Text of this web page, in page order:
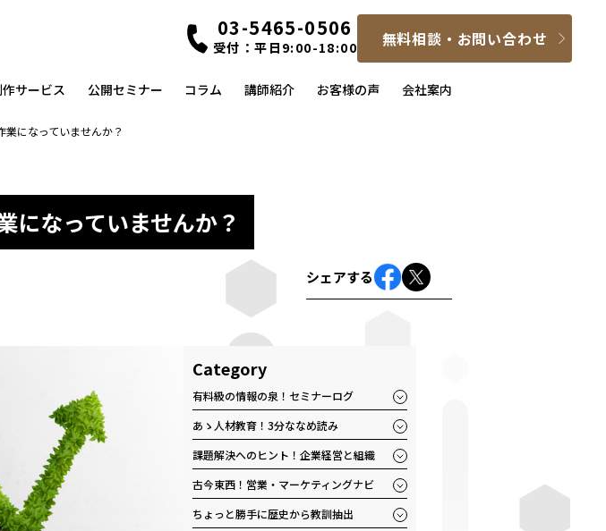
03-5465-0506
受付：平日9:00-18:00 無料相談・お問い合わせ
サービス 公開セミナー コラム 講師紹介 お客様の声 会社案内
になっていませんか？
になっていませんか？
シェアする
Category
有料級の情報の泉！セミナーログ
あゝ人材教育！3分ななめ読み
課題解決へのヒント！企業経営と組織
古今東西！営業・マーケティングナビ
ちょっと勝手に歴史から教訓抽出